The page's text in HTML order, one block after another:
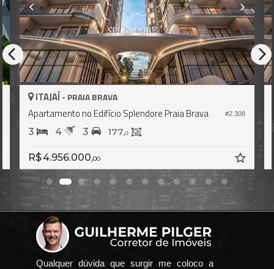
#2.308
ITAJAÍ -PRAIA BRAVA
Apartamento no Edifício Splendore Praia Brava
3 4 4
R$ 5.900.000,
Qualquer dúvida que surgir me coloco a